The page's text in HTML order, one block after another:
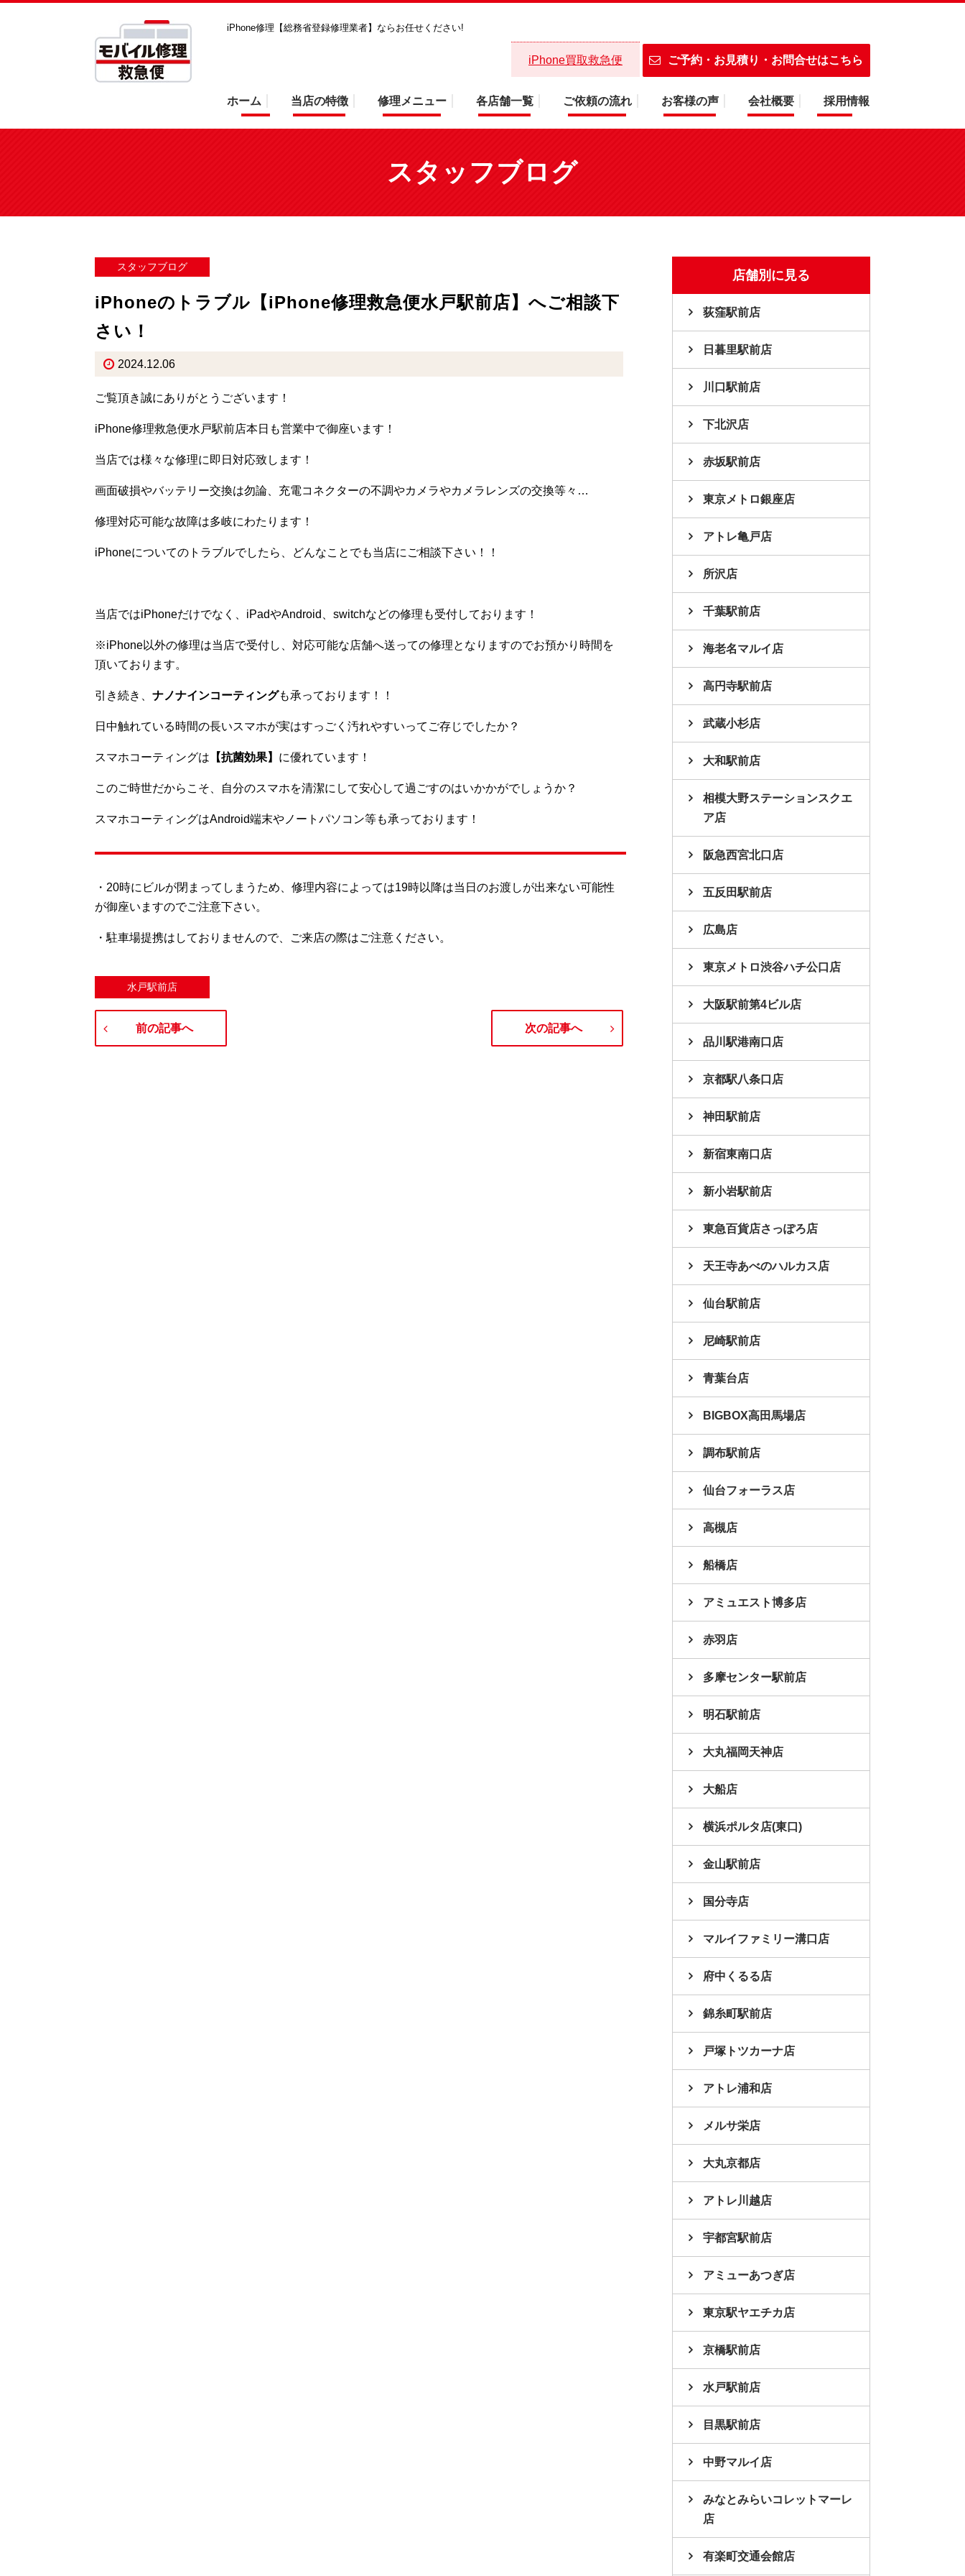
iPhone修理【総務省登録修理業者】ならお任せください!
iPhone買取救急便 ご予約・お見積り・お問合せはこちら
ホーム 当店の特徴 修理メニュー 各店舗一覧 ご依頼の流れ お客様の声 会社概要 採用情報
スタッフブログ
スタッフブログ
iPhoneのトラブル【iPhone修理救急便水戸駅前店】へご相談下
さい！
2024.12.06
ご覧頂き誠にありがとうございます！
iPhone修理救急便水戸駅前店本日も営業中で御座います！
当店では様々な修理に即日対応致します！
画面破損やバッテリー交換は勿論、充電コネクターの不調やカメラやカメラレンズの交換等々…
修理対応可能な故障は多岐にわたります！
iPhoneについてのトラブルでしたら、どんなことでも当店にご相談下さい！！
当店ではiPhoneだけでなく、iPadやAndroid、switchなどの修理も受付しております！
※iPhone以外の修理は当店で受付し、対応可能な店舗へ送っての修理となりますのでお預かり時間を
頂いております。
引き続き、 ナノナインコーティングも承っております！！
日中触れている時間の長いスマホが実はすっごく汚れやすいってご存じでしたか？
スマホコーティングは 【抗菌効果】 に優れています！
このご時世だからこそ、自分のスマホを清潔にして安心して過ごすのはいかかがでしょうか？
スマホコーティングはAndroid端末やノートパソコン等も承っております！
・20時にビルが閉まってしまうため、修理内容によっては19時以降は当日のお渡しが出来ない可能性
が御座いますのでご注意下さい。
・駐車場提携はしておりませんので、ご来店の際はご注意ください。
水戸駅前店
前の記事へ 次の記事へ
店舗別に見る
荻窪駅前店
日暮里駅前店
川口駅前店
下北沢店
赤坂駅前店
東京メトロ銀座店
アトレ亀戸店
所沢店
千葉駅前店
海老名マルイ店
高円寺駅前店
武蔵小杉店
大和駅前店
相模大野ステーションスクエ
ア店
阪急西宮北口店
五反田駅前店
広島店
東京メトロ渋谷ハチ公口店
大阪駅前第4ビル店
品川駅港南口店
京都駅八条口店
神田駅前店
新宿東南口店
新小岩駅前店
東急百貨店さっぽろ店
天王寺あべのハルカス店
仙台駅前店
尼崎駅前店
青葉台店
BIGBOX高田馬場店
調布駅前店
仙台フォーラス店
高槻店
船橋店
アミュエスト博多店
赤羽店
多摩センター駅前店
明石駅前店
大丸福岡天神店
大船店
横浜ポルタ店(東口)
金山駅前店
国分寺店
マルイファミリー溝口店
府中くるる店
錦糸町駅前店
戸塚トツカーナ店
アトレ浦和店
メルサ栄店
大丸京都店
アトレ川越店
宇都宮駅前店
アミューあつぎ店
東京駅ヤエチカ店
京橋駅前店
水戸駅前店
目黒駅前店
中野マルイ店
みなとみらいコレットマーレ
店
有楽町交通会館店